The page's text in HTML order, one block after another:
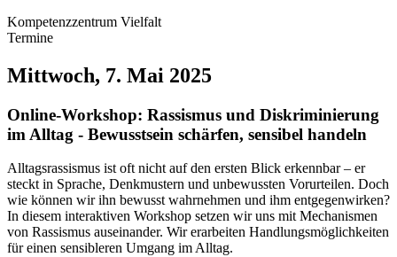
Kompetenzzentrum Vielfalt
Termine
Mittwoch, 7. Mai 2025
Online-Workshop: Rassismus und Diskriminierung
im Alltag - Bewusstsein schärfen, sensibel handeln
Alltagsrassismus ist oft nicht auf den ersten Blick erkennbar – er
steckt in Sprache, Denkmustern und unbewussten Vorurteilen. Doch
wie können wir ihn bewusst wahrnehmen und ihm entgegenwirken?
In diesem interaktiven Workshop setzen wir uns mit Mechanismen
von Rassismus auseinander. Wir erarbeiten Handlungsmöglichkeiten
für einen sensibleren Umgang im Alltag.